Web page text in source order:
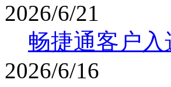
2026/6/21
畅捷通客户
2026/6/16